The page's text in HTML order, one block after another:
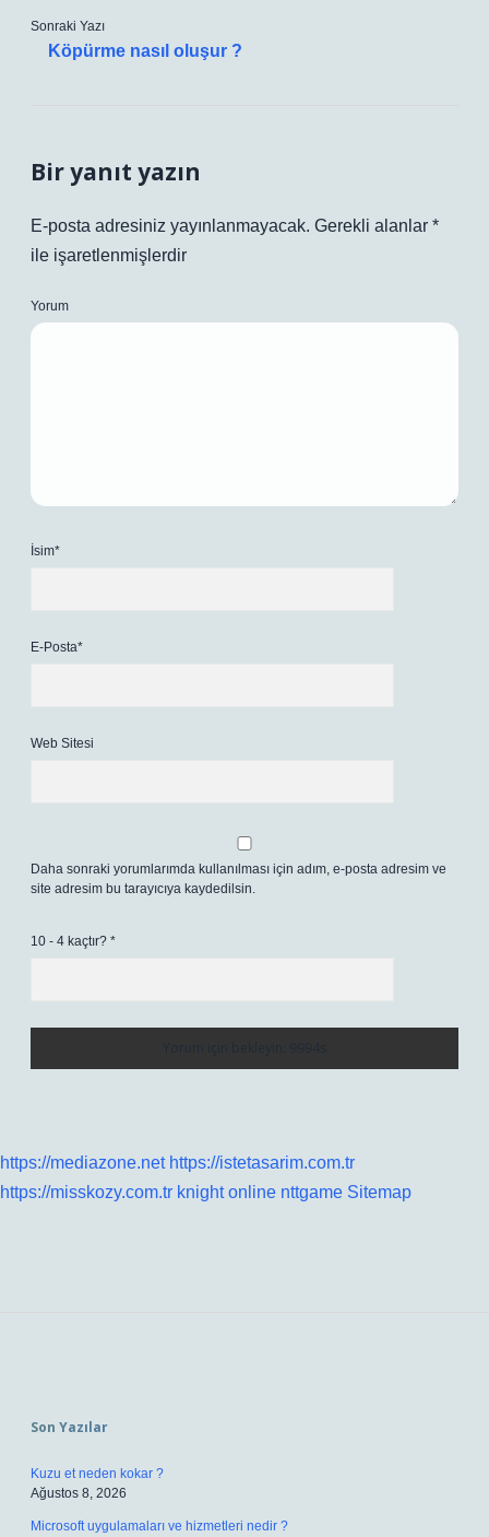
Sonraki Yazı
Köpürme nasıl oluşur ?
Bir yanıt yazın
E-posta adresiniz yayınlanmayacak. Gerekli alanlar *
ile işaretlenmişlerdir
Yorum
İsim*
E-Posta*
Web Sitesi
Daha sonraki yorumlarımda kullanılması için adım, e-posta adresim ve
site adresim bu tarayıcıya kaydedilsin.
10 - 4 kaçtır? *
https://mediazone.net https://istetasarim.com.tr
https://misskozy.com.tr knight online nttgame Sitemap
Son Yazılar
Kuzu et neden kokar ?
Ağustos 8, 2026
Microsoft uygulamaları ve hizmetleri nedir ?